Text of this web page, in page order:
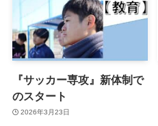
『サッカー専攻』新体制で
のスタート
2026年3月23日